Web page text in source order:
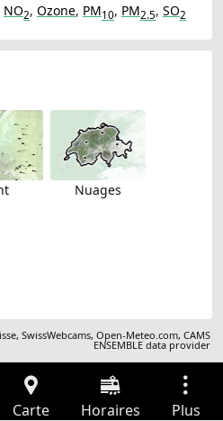
NO2, Ozone, PM10, PM2.5, SO2
Nuages
,SwissWebcams,Open-Meteo.com,CAMS
ENSEMBLE data provider
Carte Horaires Plus